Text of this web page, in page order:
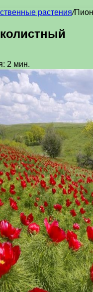
растения/
2 мин.